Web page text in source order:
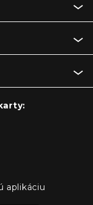
aplikáciu